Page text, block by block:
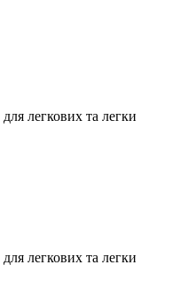
легкових та легки
легкових та легки